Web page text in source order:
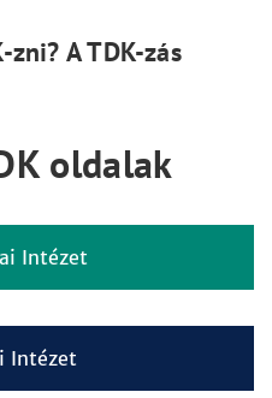
zni? A TDK-zás
oldalak
Intézet
Intézet